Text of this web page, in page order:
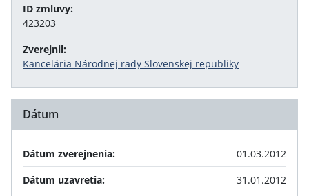
ID zmluvy:
423203
Zverejnil:
Kancelária Národnej rady Slovenskej republiky
Dátum
Dátum zverejnenia:
01.03.2012
Dátum uzavretia:
31.01.2012